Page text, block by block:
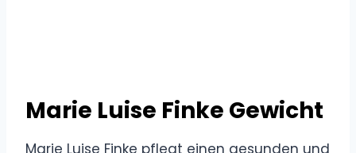
Marie Luise Finke Gewicht
Marie Luise Finke pflegt einen gesunden und